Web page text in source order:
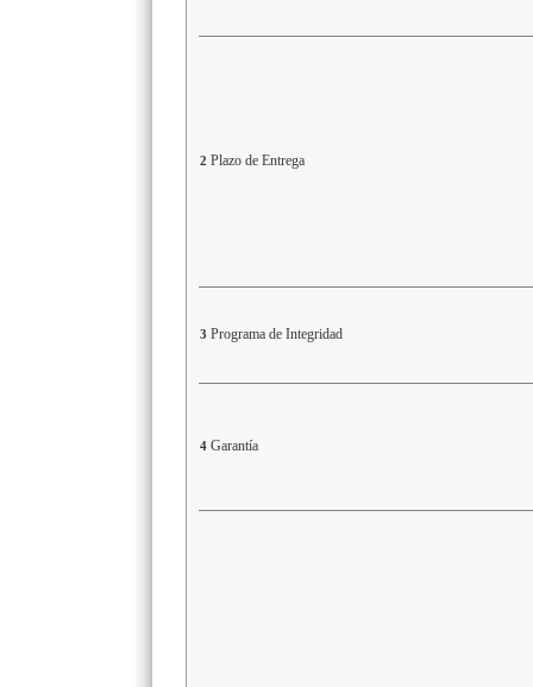
2 Plazo de Entrega
3 Programa de Integridad
4 Garantía